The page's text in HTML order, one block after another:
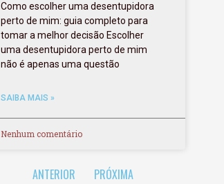
Como escolher uma desentupidora
perto de mim: guia completo para
tomar a melhor decisão Escolher
uma desentupidora perto de mim
não é apenas uma questão
SAIBA MAIS »
Nenhum comentário
ANTERIOR PRÓXIMA